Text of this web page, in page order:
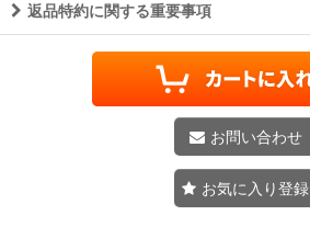
返品特約に関する重要事項
お問い合わせ
お気に入り登録